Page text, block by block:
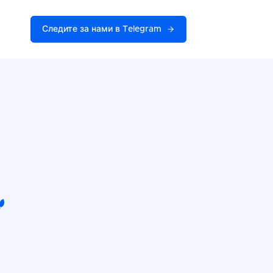
Следите за нами в Telegram